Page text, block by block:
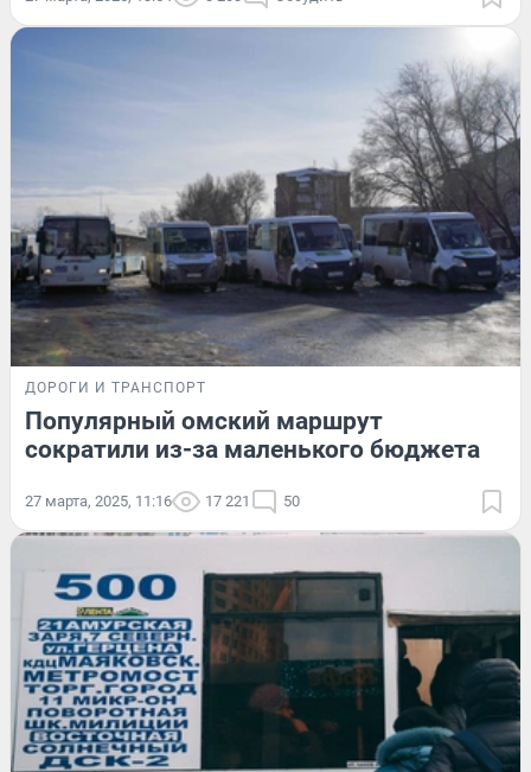
ДОРОГИ И ТРАНСПОРТ
Популярный омский маршрут
сократили из-за маленького бюджета
27 марта, 2025, 11:16 17 221 50